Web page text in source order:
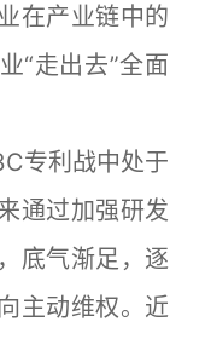
在产业链中的
“走出去”全面
专利战中处于
通过加强研发
底气渐足，逐
主动维权。近